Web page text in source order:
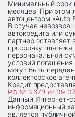
Минимальный срок
месяцев. При этом
автоцентром «Auto
В случае
автокредита или
партнер оставляет
просрочку платежа
первоначальной
условий
могут быть
коллекторское
Кредит
РФ № 2673 от
Данный Интернет-
информационный
является